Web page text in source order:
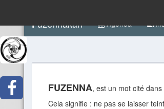
Fuzennakan Agenda
FUZENNA, est un mot cité
Cela signifie : ne pas se laisser